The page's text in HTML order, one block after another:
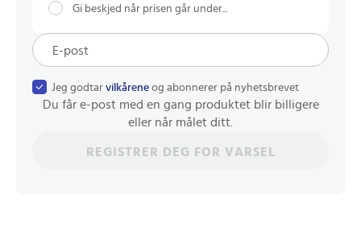
Gi beskjed når prisen går under...
Jeg godtar vilkårene og abonnerer på nyhetsbrevet
Du får e-post med en gang produktet blir billigere
eller når målet ditt.
REGISTRER DEG FOR VARSEL